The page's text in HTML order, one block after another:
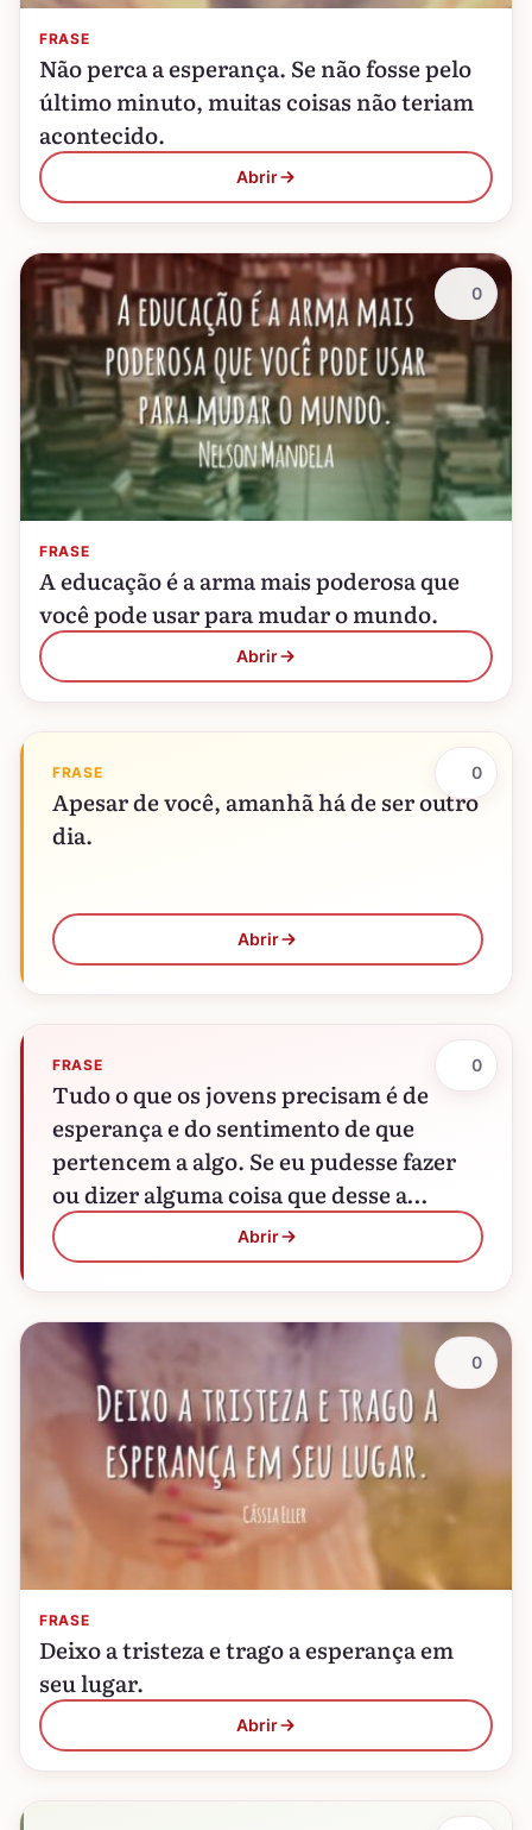
FRASE
Não perca a esperança. Se não fosse pelo
último minuto, muitas coisas não teriam
acontecido.
Abrir
FRASE
A educação é a arma mais poderosa que
você pode usar para mudar o mundo.
Abrir
0
FRASE
Apesar de você, amanhã há de ser outro
dia.
Abrir
0
FRASE
Tudo o que os jovens precisam é de
esperança e do sentimento de que
pertencem a algo. Se eu pudesse fazer
ou dizer alguma coisa que desse a…
Abrir
0
FRASE
Deixo a tristeza e trago a esperança em
seu lugar.
Abrir
0